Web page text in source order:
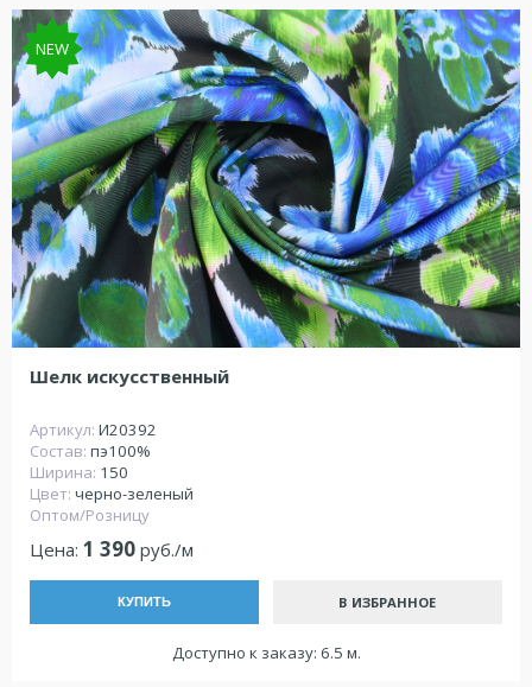
NEW
Шелк искусственный
Артикул: И20392
Состав: пэ100%
Ширина: 150
Цвет: черно-зеленый
Оптом/Розницу
Цена: 1 390 руб./м
КУПИТЬ В ИЗБРАННОЕ
Доступно к заказу: 6.5 м.